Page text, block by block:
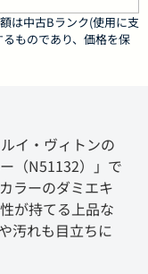
は中古Bランク(使用に支
ものであり、価格を保
イ・ヴィトンの
（N51132）」で
ラーのダミエキ
が持てる上品な
汚れも目立ちに